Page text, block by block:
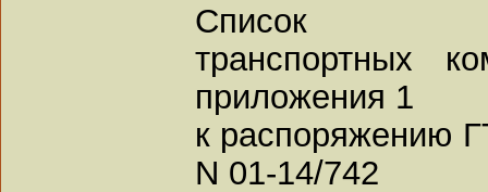
Список
транспортных
приложения 1
к распоряжению
N 01-14/742